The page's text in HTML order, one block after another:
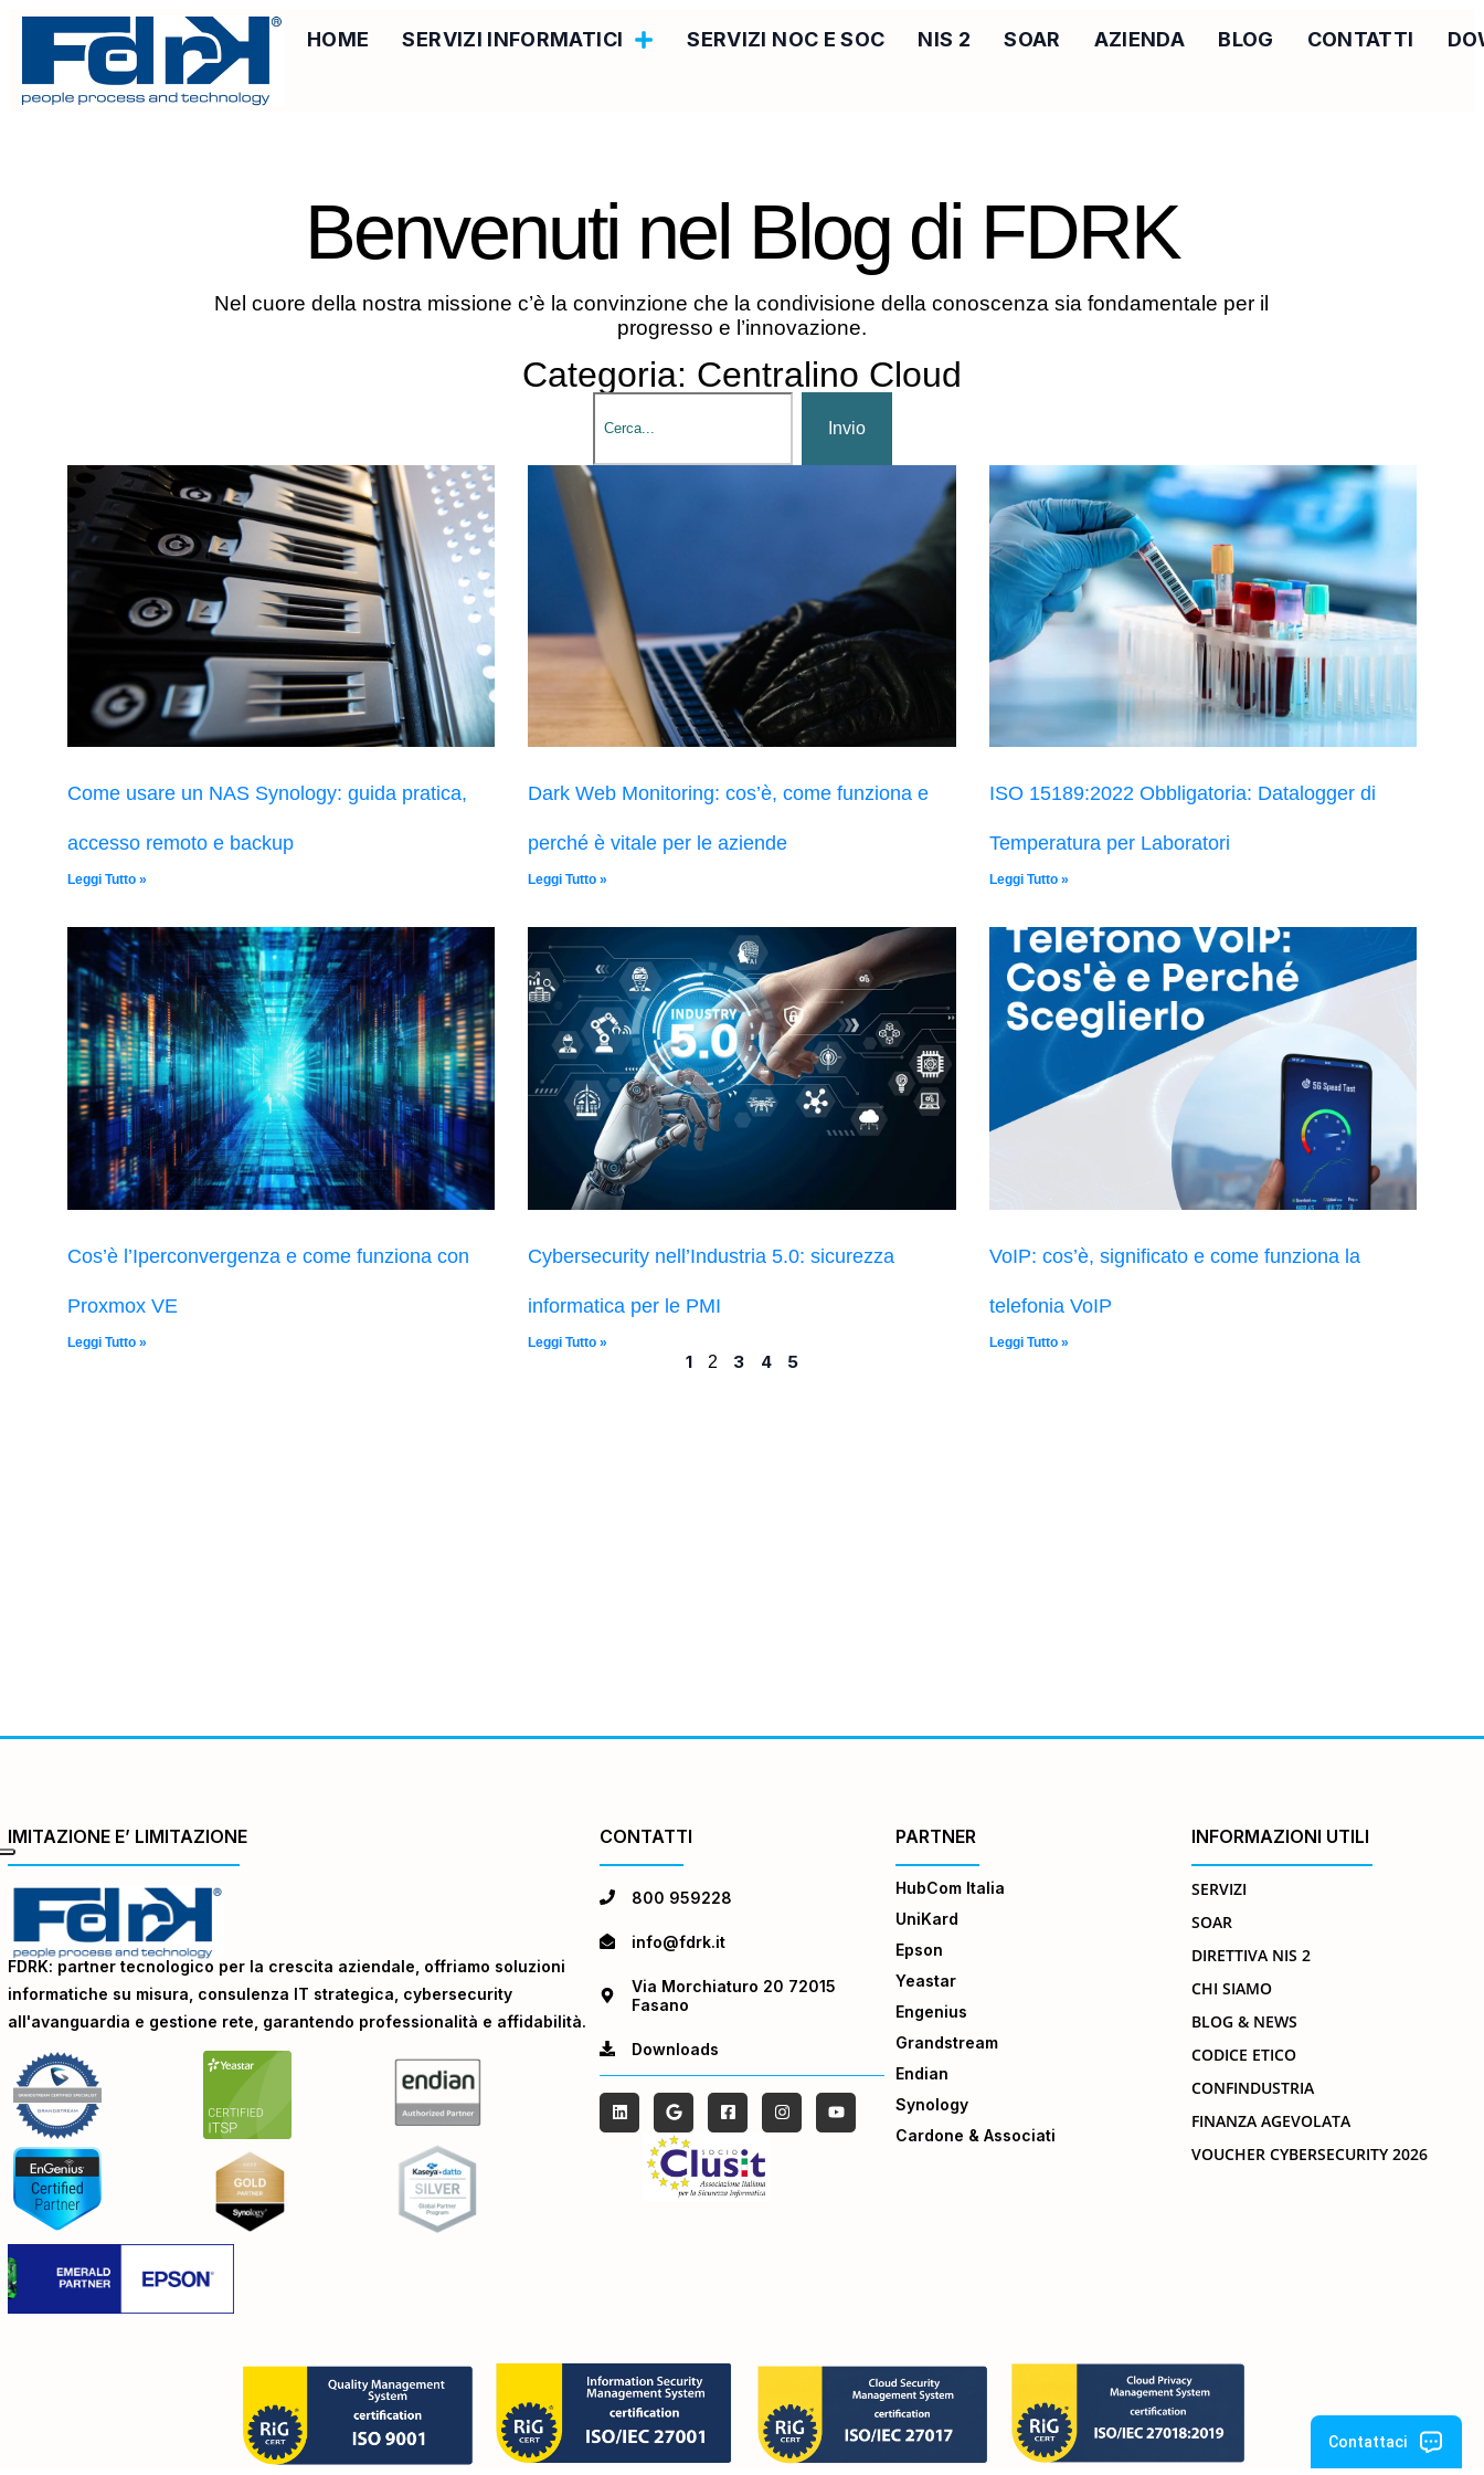
HOME SERVIZI INFORMATICI SERVIZI NOC E SOC NIS 2 SOAR AZIENDA BLOG CONTATTI
Benvenuti nel Blog di FDRK
Nel cuore della nostra missione c’è la convinzione che la condivisione della conoscenza sia fondamentale per il
progresso e l’innovazione.
Categoria: Centralino Cloud
Invio
Come usare un NAS Synology: guida pratica,
accesso remoto e backup
Leggi Tutto »
Dark Web Monitoring: cos’è, come funziona e
perché è vitale per le aziende
Leggi Tutto »
ISO 15189:2022 Obbligatoria: Datalogger di
Temperatura per Laboratori
Leggi Tutto »
Cos’è l’Iperconvergenza e come funziona con
Proxmox VE
Leggi Tutto »
Cybersecurity nell’Industria 5.0: sicurezza
informatica per le PMI
Leggi Tutto »
VoIP: cos’è, significato e come funziona la
telefonia VoIP
Leggi Tutto »
1 2 3 4 5
IMITAZIONE E’ LIMITAZIONE
FDRK: partner tecnologico per la crescita aziendale, offriamo soluzioni
informatiche su misura, consulenza IT strategica, cybersecurity
all'avanguardia e gestione rete, garantendo professionalità e affidabilità.
CONTATTI
800 959228
info@fdrk.it
Via Morchiaturo 20 72015
Fasano
Downloads
PARTNER
HubCom Italia
UniKard
Epson
Yeastar
Engenius
Grandstream
Endian
Synology
Cardone & Associati
INFORMAZIONI UTILI
SERVIZI
SOAR
DIRETTIVA NIS 2
CHI SIAMO
BLOG & NEWS
CODICE ETICO
CONFINDUSTRIA
FINANZA AGEVOLATA
VOUCHER CYBERSECURITY 2026